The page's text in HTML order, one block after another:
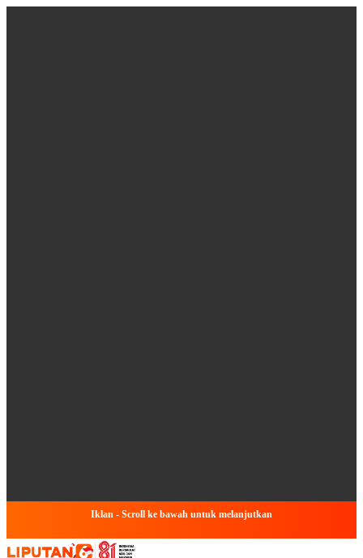
Iklan - Scroll ke bawah untuk melanjutkan